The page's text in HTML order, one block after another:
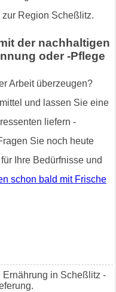
Region Scheßlitz.
der nachhaltigen
oder -Pflege
Arbeit überzeugen?
und lassen Sie eine
liefern -
Sie noch heute
Ihre Bedürfnisse und
schon bald mit Frische
Ernährung in Scheßlitz -